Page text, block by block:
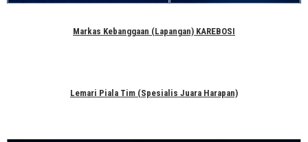
Markas Kebanggaan (Lapangan) KAREBOSI
Lemari Piala Tim (Spesialis Juara Harapan)